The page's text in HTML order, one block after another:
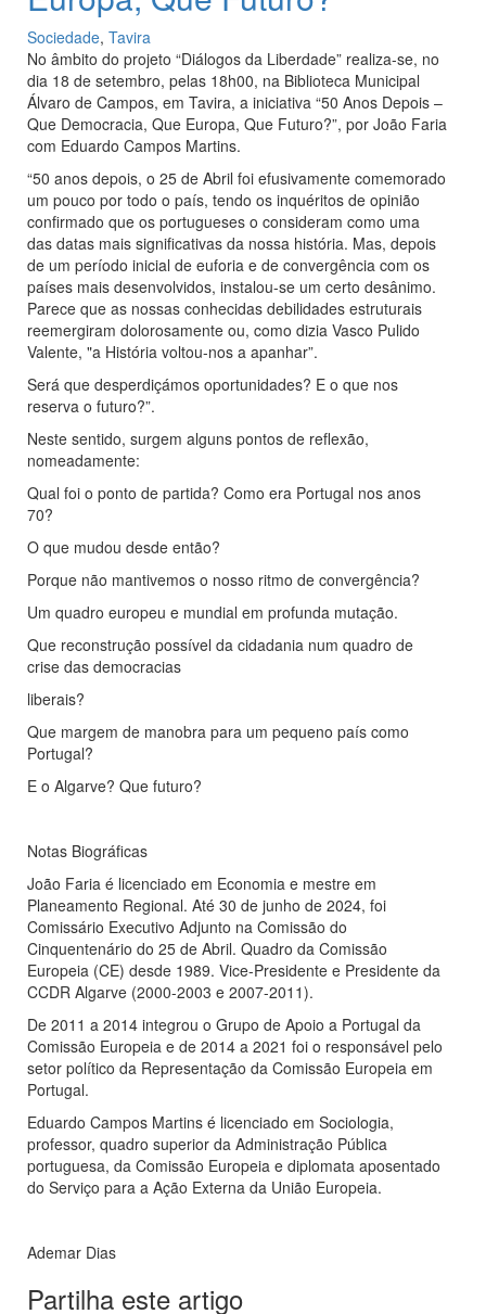
Sociedade, Tavira
No âmbito do projeto “Diálogos da Liberdade” realiza-se, no
dia 18 de setembro, pelas 18h00, na Biblioteca Municipal
Álvaro de Campos, em Tavira, a iniciativa “50 Anos Depois –
Que Democracia, Que Europa, Que Futuro?”, por João Faria
com Eduardo Campos Martins.
“50 anos depois, o 25 de Abril foi efusivamente comemorado
um pouco por todo o país, tendo os inquéritos de opinião
confirmado que os portugueses o consideram como uma
das datas mais significativas da nossa história. Mas, depois
de um período inicial de euforia e de convergência com os
países mais desenvolvidos, instalou-se um certo desânimo.
Parece que as nossas conhecidas debilidades estruturais
reemergiram dolorosamente ou, como dizia Vasco Pulido
Valente, "a História voltou-nos a apanhar”.
Será que desperdiçámos oportunidades? E o que nos
reserva o futuro?”.
Neste sentido, surgem alguns pontos de reflexão,
nomeadamente:
Qual foi o ponto de partida? Como era Portugal nos anos
70?
O que mudou desde então?
Porque não mantivemos o nosso ritmo de convergência?
Um quadro europeu e mundial em profunda mutação.
Que reconstrução possível da cidadania num quadro de
crise das democracias
liberais?
Que margem de manobra para um pequeno país como
Portugal?
E o Algarve? Que futuro?
Notas Biográficas
João Faria é licenciado em Economia e mestre em
Planeamento Regional. Até 30 de junho de 2024, foi
Comissário Executivo Adjunto na Comissão do
Cinquentenário do 25 de Abril. Quadro da Comissão
Europeia (CE) desde 1989. Vice-Presidente e Presidente da
CCDR Algarve (2000-2003 e 2007-2011).
De 2011 a 2014 integrou o Grupo de Apoio a Portugal da
Comissão Europeia e de 2014 a 2021 foi o responsável pelo
setor político da Representação da Comissão Europeia em
Portugal.
Eduardo Campos Martins é licenciado em Sociologia,
professor, quadro superior da Administração Pública
portuguesa, da Comissão Europeia e diplomata aposentado
do Serviço para a Ação Externa da União Europeia.
Ademar Dias
Partilha este artigo